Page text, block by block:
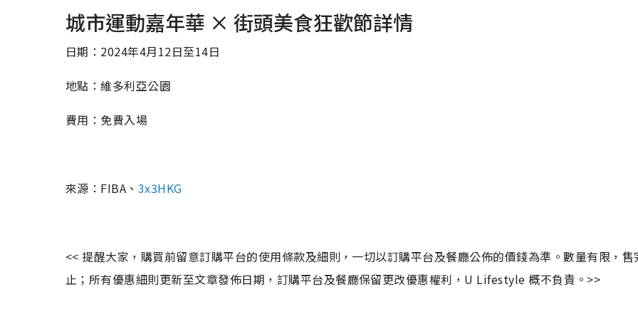
城市運動嘉年華 × 街頭美食狂歡節詳情
日期： 2024年4月12日至14日
地點：維多利亞公園
費用：免費入場
來源：FIBA、 3x3HKG
<< 提醒大家，購買前留意訂購平台的使用條款及細則，一切以訂購平台及餐廳公佈的價錢為準。數量有限，售
止；所有優惠細則更新至文章發佈日期，訂購平台及餐廳保留更改優惠權利，U Lifestyle 概不負責。>>